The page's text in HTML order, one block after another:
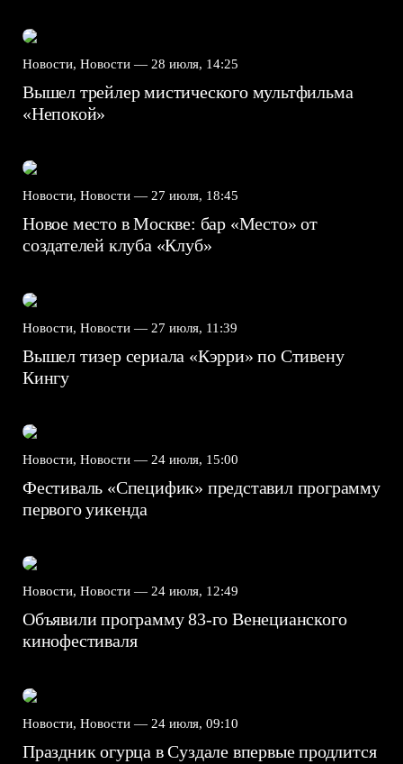
Новости, Новости — 28 июля, 14:25
Вышел трейлер мистического мультфильма
«Непокой»
Новости, Новости — 27 июля, 18:45
Новое место в Москве: бар «Место» от
создателей клуба «Клуб»
Новости, Новости — 27 июля, 11:39
Вышел тизер сериала «Кэрри» по Стивену
Кингу
Новости, Новости — 24 июля, 15:00
Фестиваль «Специфик» представил программу
первого уикенда
Новости, Новости — 24 июля, 12:49
Объявили программу 83-го Венецианского
кинофестиваля
Новости, Новости — 24 июля, 09:10
Праздник огурца в Суздале впервые продлится